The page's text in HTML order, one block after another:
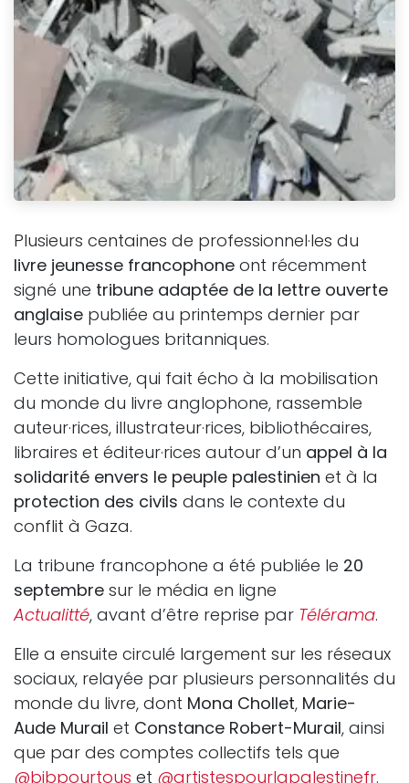
Plusieurs centaines de professionnel·les du
livre jeunesse francophone ont récemment
signé une tribune adaptée de la lettre ouverte
anglaise publiée au printemps dernier par
leurs homologues britanniques.
Cette initiative, qui fait écho à la mobilisation
du monde du livre anglophone, rassemble
auteur·rices, illustrateur·rices, bibliothécaires,
libraires et éditeur·rices autour d’un appel à la
solidarité envers le peuple palestinien et à la
protection des civils dans le contexte du
conflit à Gaza.
La tribune francophone a été publiée le 20
septembre sur le média en ligne
Actualitté, avant d’être reprise par Télérama.
Elle a ensuite circulé largement sur les réseaux
sociaux, relayée par plusieurs personnalités du
monde du livre, dont Mona Chollet, Marie-
Aude Murail et Constance Robert-Murail, ainsi
que par des comptes collectifs tels que
@bibpourtous et @artistespourlapalestinefr.